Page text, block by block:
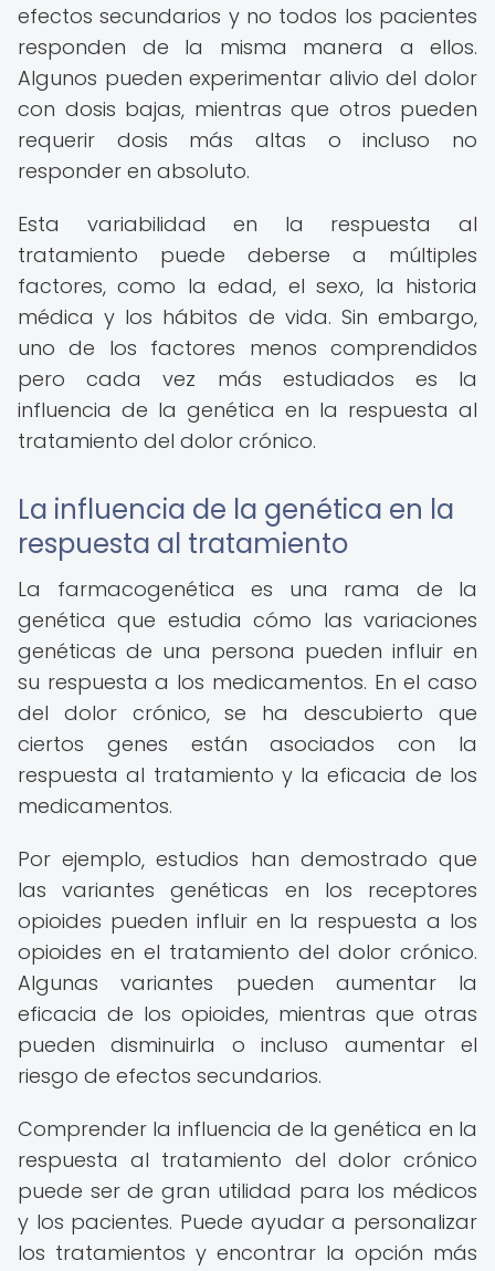
efectos secundarios y no todos los pacientes
responden de la misma manera a ellos.
Algunos pueden experimentar alivio del dolor
con dosis bajas, mientras que otros pueden
requerir dosis más altas o incluso no
responder en absoluto.
Esta variabilidad en la respuesta al
tratamiento puede deberse a múltiples
factores, como la edad, el sexo, la historia
médica y los hábitos de vida. Sin embargo,
uno de los factores menos comprendidos
pero cada vez más estudiados es la
influencia de la genética en la respuesta al
tratamiento del dolor crónico.
La influencia de la genética en la
respuesta al tratamiento
La farmacogenética es una rama de la
genética que estudia cómo las variaciones
genéticas de una persona pueden influir en
su respuesta a los medicamentos. En el caso
del dolor crónico, se ha descubierto que
ciertos genes están asociados con la
respuesta al tratamiento y la eficacia de los
medicamentos.
Por ejemplo, estudios han demostrado que
las variantes genéticas en los receptores
opioides pueden influir en la respuesta a los
opioides en el tratamiento del dolor crónico.
Algunas variantes pueden aumentar la
eficacia de los opioides, mientras que otras
pueden disminuirla o incluso aumentar el
riesgo de efectos secundarios.
Comprender la influencia de la genética en la
respuesta al tratamiento del dolor crónico
puede ser de gran utilidad para los médicos
y los pacientes. Puede ayudar a personalizar
los tratamientos y encontrar la opción más